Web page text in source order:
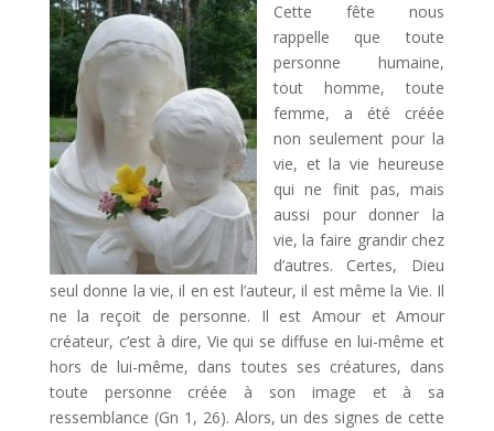
Cette fête nous
rappelle que toute
personne humaine,
tout homme, toute
femme, a été créée
non seulement pour la
vie, et la vie heureuse
qui ne finit pas, mais
aussi pour donner la
vie, la faire grandir chez
d’autres. Certes, Dieu
seul donne la vie, il en est l’auteur, il est même la Vie. Il
ne la reçoit de personne. Il est Amour et Amour
créateur, c’est à dire, Vie qui se diffuse en lui-même et
hors de lui-même, dans toutes ses créatures, dans
toute personne créée à son image et à sa
ressemblance (Gn 1, 26). Alors, un des signes de cette